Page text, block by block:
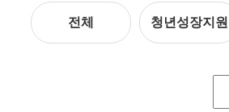
전체 청년성장지원